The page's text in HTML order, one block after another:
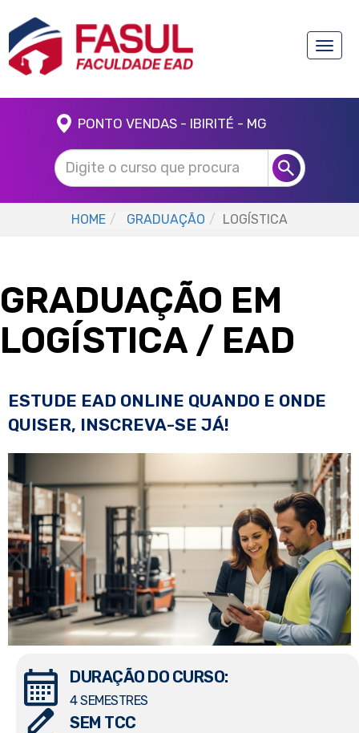
Toggle
PONTO VENDAS - IBIRITÉ - MG
HOME GRADUAÇÃO LOGÍSTICA
GRADUAÇÃO EM
LOGÍSTICA / EAD
ESTUDE EAD ONLINE QUANDO E ONDE
QUISER, INSCREVA-SE JÁ!
DURAÇÃO DO CURSO:
4 SEMESTRES
SEM TCC